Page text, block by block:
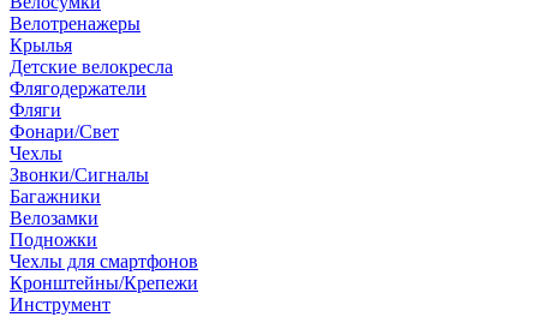
Велотренажеры
Крылья
Детские велокресла
Флягодержатели
Фляги
Фонари/Свет
Чехлы
Звонки/Сигналы
Багажники
Велозамки
Подножки
Чехлы для смартфонов
Кронштейны/Крепежи
Инструмент